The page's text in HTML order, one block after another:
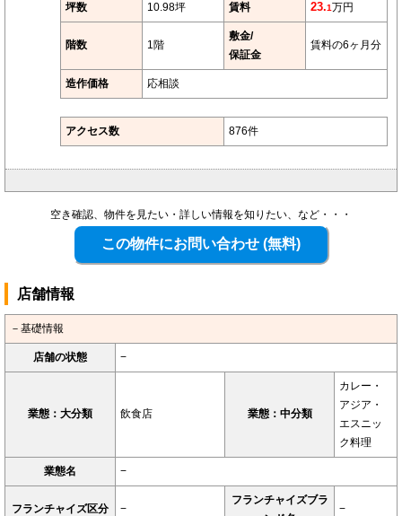
坪数 10.98坪 賃料 23.1万円
階数 1階
敷金/
保証金
賃料の6ヶ月分
造作価格 応相談
アクセス数 876件
空き確認、物件を見たい・詳しい情報を知りたい、など・・・
店舗情報
－基礎情報
店舗の状態 −
業態：大分類 飲食店 業態：中分類
カレー・
アジア・
エスニッ
ク料理
業態名 −
フランチャイズ区分 −
フランチャイズブラ
−